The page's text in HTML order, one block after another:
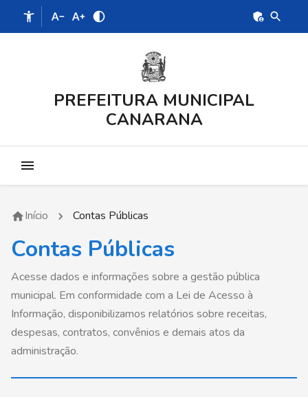
PREFEITURA MUNICIPAL
CANARANA
Início Contas Públicas
Contas Públicas
Acesse dados e informações sobre a gestão pública
municipal. Em conformidade com a Lei de Acesso à
Informação, disponibilizamos relatórios sobre receitas,
despesas, contratos, convênios e demais atos da
administração.